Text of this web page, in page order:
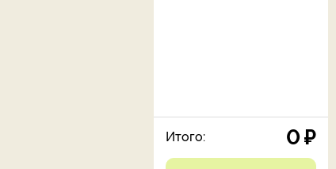
Итого: 0₽